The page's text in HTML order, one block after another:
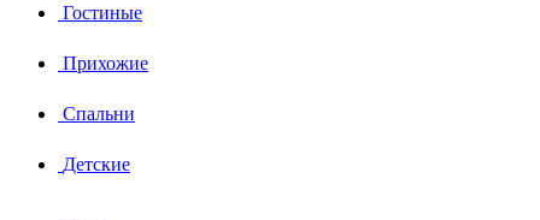
Гостиные
Прихожие
Спальни
Детские